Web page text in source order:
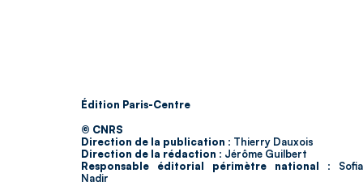
Édition Paris-Centre
© CNRS
Direction de la publication : Thierry Dauxois
Direction de la rédaction : Jérôme Guilbert
Responsable éditorial périmètre national : Sofia
Nadir